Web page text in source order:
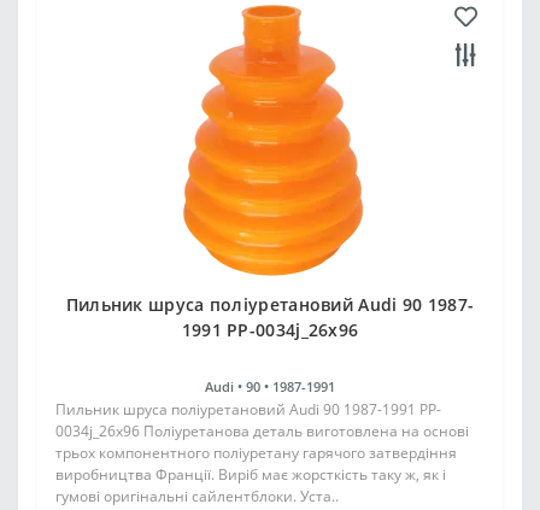
Пильник шруса поліуретановий Audi 90 1987-
1991 PP-0034j_26x96
Audi • 90 • 1987-1991
Пильник шруса поліуретановий Audi 90 1987-1991 PP-
0034j_26x96 Поліуретанова деталь виготовлена на основі
трьох компонентного поліуретану гарячого затвердіння
виробництва Франції. Виріб має жорсткість таку ж, як і
гумові оригінальні сайлентблоки. Уста..